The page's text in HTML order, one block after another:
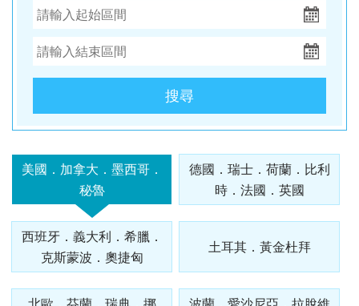
大阪
機加
機加
出
山陰
山
陽．
四國
秘境
出
北海
道．
破冰
船．
北海
道機
加酒
台中
出
北海
楓紅
北
國度
出
京阪
神．
立山
黑
部．
富士
出
四國
秘
境．
熊
本．
州．
濟州
首爾
【獨家
中釜玩
麗水】
星球水
【心動
釜山玩
麗水】
LUGE
州鬥陣
行】濟
玩星宇
帶您嗨
翻釜
山搭星
宇】加
耶主題
出
九寨
溝．
稻城
亞丁
出
雲
南．
昆大
麗．
貴州
桃園
出
張家
重
慶．
峽．
出
江
南．
黃
山．
江西
出
北
京．
貝加
爾湖
欣．
清邁
桃園
發．
島．
海盜
船
桃園
發．
島．
宿霧
高雄
出
發．
港．
小團
【知南
行易】
魅力雙
梨+黃
金海岸
８日～
入內、
【知南
行易】
希爾頓
假期、
東澳全
覽９日
～入住
爾頓飯
【知南
行易】
食在好
3.0、
東澳９
廳、全
【知南
行易】
新一品
紐西蘭
１０天
～金旅
獎、南
冰河峽
【知南
行易】
東澳蒂
莉雪９
日～金
旅獎、
廚師帽
徒步美
法
國．
英國
冰島
蘭．
尼
亞．
拉脫
維
亞．
立陶
宛
郵輪】
探索星
號～石
垣島海
天２夜
（基隆
港出
郵輪】
探索星
號～那
霸、石
垣假期
４天３
夜（基
隆港出
【歐亞
玩家】
地中海
郵輪假
期榮耀
古島、
沖繩、
玩家】
2026
詩歌極
境星旅
～MSC
阿拉斯
加冰河
奇航１
早鳥優
玩家】
文明與
自然的
盛典・
東地中
海十六
湖１４
天
和諧
金門】
戰地三
日遊
（台中
） 華
信航空
台灣】
去馬祖
卡蹓、
暢遊
南、北
竿三日
( 台中
出發 )
【樂遊
金門】
山后民
俗文化
村、建
痛風海
鮮餐三
大小
金】金
門摩西
分海、
太武
山、豪
華全牛
宴三天
出發
大小
金】金
門摩西
分海、
豪華全
牛宴四
日（
台中出
全程無
美國．加拿大．墨西哥．
秘魯
德國．瑞士．荷蘭．比利
時．法國．英國
西班牙．義大利．希臘．
克斯蒙波．奧捷匈
土耳其．黃金杜拜